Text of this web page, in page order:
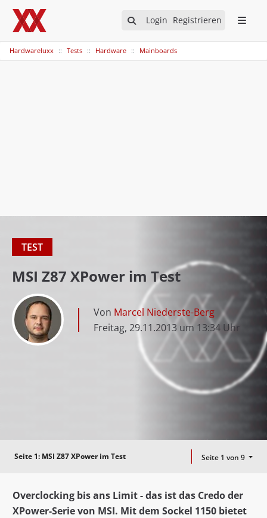
Login Registrieren
Hardwareluxx Tests Hardware Mainboards
TEST
MSI Z87 XPower im Test
Von Marcel Niederste-Berg
Freitag, 29.11.2013 um 13:34 Uhr
Seite 1: MSI Z87 XPower im Test Seite 1 von 9
Overclocking bis ans Limit - das ist das Credo der
XPower-Serie von MSI. Mit dem Sockel 1150 bietet